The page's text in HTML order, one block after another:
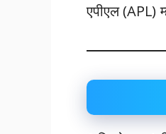
एपीएल (APL)